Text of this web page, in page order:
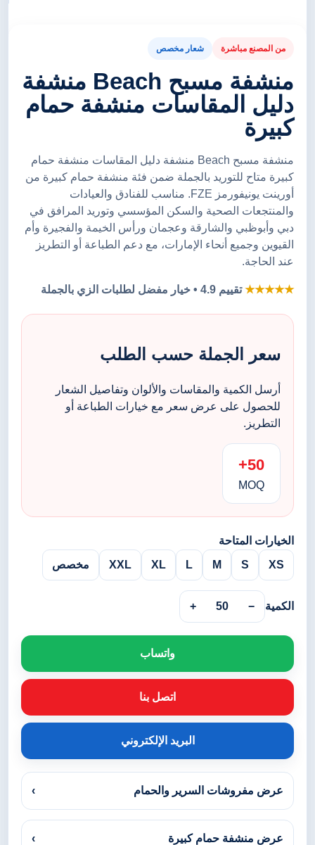
من المصنع مباشرة شعار مخصص
منشفة مسبح Beach منشفة
دليل المقاسات منشفة حمام
كبيرة
منشفة مسبح Beach منشفة دليل المقاسات منشفة حمام
كبيرة متاح للتوريد بالجملة ضمن فئة منشفة حمام كبيرة من
أورينت يونيفورمز FZE. مناسب للفنادق والعيادات
والمنتجعات الصحية والسكن المؤسسي وتوريد المرافق في
دبي وأبوظبي والشارقة وعجمان ورأس الخيمة والفجيرة وأم
القيوين وجميع أنحاء الإمارات، مع دعم الطباعة أو التطريز
عند الحاجة.
★★★★★تقييم 4.9 • خيار مفضل لطلبات الزي بالجملة
سعر الجملة حسب الطلب
أرسل الكمية والمقاسات والألوان وتفاصيل الشعار
للحصول على عرض سعر مع خيارات الطباعة أو
التطريز.
50+
MOQ
الخيارات المتاحة
XS
S
M
L
XL
XXL مخصص
الكمية −
50
+
واتساب
اتصل بنا
البريد الإلكتروني
عرض مفروشات السرير والحمام ›
عرض منشفة حمام كبيرة ›